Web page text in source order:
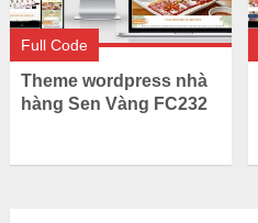
Full Code
Theme wordpress nhà
hàng Sen Vàng FC232